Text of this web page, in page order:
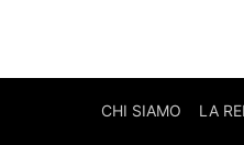
CHI SIAMO LA